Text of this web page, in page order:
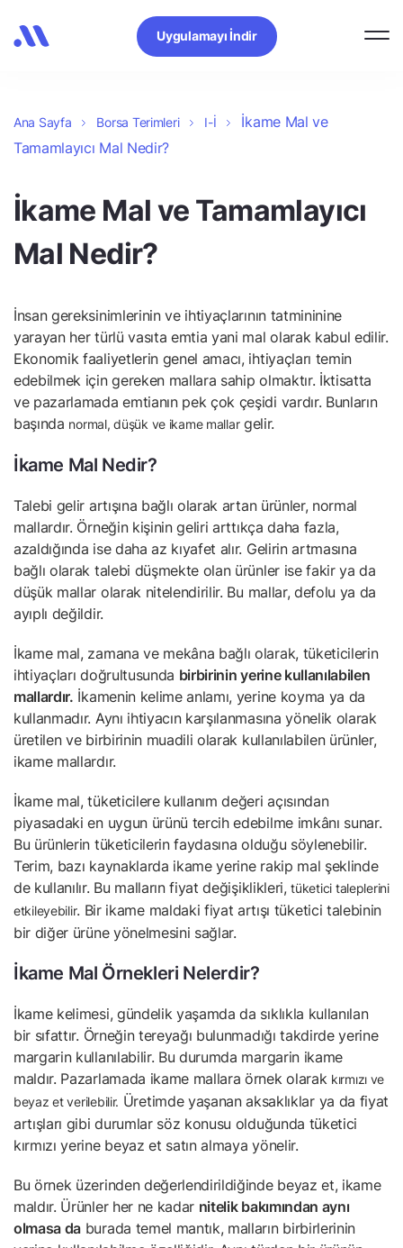
Uygulamayı İndir
Ana Sayfa Borsa Terimleri I-İ
İkame Mal ve
Tamamlayıcı Mal Nedir?
İkame Mal ve Tamamlayıcı
Mal Nedir?
İnsan gereksinimlerinin ve ihtiyaçlarının tatmininine
yarayan her türlü vasıta emtia yani mal olarak kabul edilir.
Ekonomik faaliyetlerin genel amacı, ihtiyaçları temin
edebilmek için gereken mallara sahip olmaktır. İktisatta
ve pazarlamada emtianın pek çok çeşidi vardır. Bunların
başında normal, düşük ve ikame mallargelir.
İkame Mal Nedir?
Talebi gelir artışına bağlı olarak artan ürünler, normal
mallardır. Örneğin kişinin geliri arttıkça daha fazla,
azaldığında ise daha az kıyafet alır. Gelirin artmasına
bağlı olarak talebi düşmekte olan ürünler ise fakir ya da
düşük mallar olarak nitelendirilir. Bu mallar, defolu ya da
ayıplı değildir.
İkame mal, zamana ve mekâna bağlı olarak, tüketicilerin
ihtiyaçları doğrultusunda birbirinin yerine kullanılabilen
mallardır. İkamenin kelime anlamı, yerine koyma ya da
kullanmadır. Aynı ihtiyacın karşılanmasına yönelik olarak
üretilen ve birbirinin muadili olarak kullanılabilen ürünler,
ikame mallardır.
İkame mal, tüketicilere kullanım değeri açısından
piyasadaki en uygun ürünü tercih edebilme imkânı sunar.
Bu ürünlerin tüketicilerin faydasına olduğu söylenebilir.
Terim, bazı kaynaklarda ikame yerine rakip mal şeklinde
de kullanılır. Bu malların fiyat değişiklikleri,tüketici taleplerini
etkileyebilir. Bir ikame maldaki fiyat artışı tüketici talebinin
bir diğer ürüne yönelmesini sağlar.
İkame Mal Örnekleri Nelerdir?
İkame kelimesi, gündelik yaşamda da sıklıkla kullanılan
bir sıfattır. Örneğin tereyağı bulunmadığı takdirde yerine
margarin kullanılabilir. Bu durumda margarin ikame
maldır. Pazarlamada ikame mallara örnek olarak kırmızı ve
beyaz et verilebilir. Üretimde yaşanan aksaklıklar ya da fiyat
artışları gibi durumlar söz konusu olduğunda tüketici
kırmızı yerine beyaz et satın almaya yönelir.
Bu örnek üzerinden değerlendirildiğinde beyaz et, ikame
maldır. Ürünler her ne kadar nitelik bakımından aynı
olmasa da burada temel mantık, malların birbirlerinin